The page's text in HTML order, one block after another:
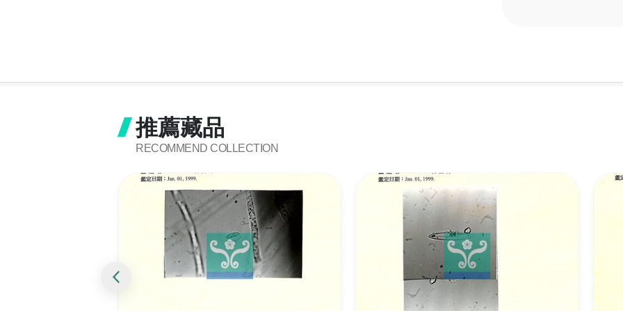
推薦藏品
RECOMMEND COLLECTION